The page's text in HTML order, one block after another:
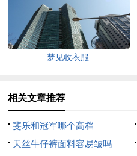
梦见收衣服
相关文章推荐
斐乐和冠军哪个高档
天丝牛仔裤面料容易皱吗